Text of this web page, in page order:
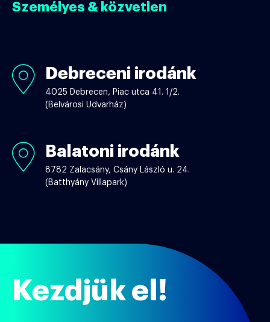
Személyes & közvetlen
Debreceni
Debreceni irodánk
4025 Debrecen, Piac utca 41. 1/2.
(Belvárosi Udvarház)
Balatoni
Balatoni irodánk
8782 Zalacsány, Csány László u. 24.
(Batthyány Villapark)
Kezdjük el!